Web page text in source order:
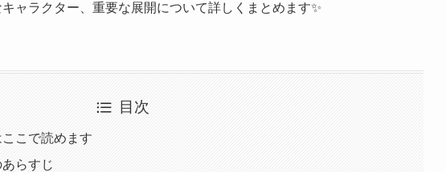
ャラクター、重要な展開について詳しくまとめます✨
目次
ここで読めます
あらすじ